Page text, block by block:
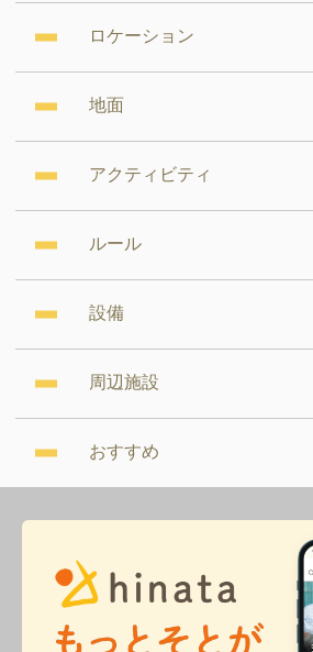
ロケーション
地面
アクティビティ
ルール
設備
周辺施設
おすすめ